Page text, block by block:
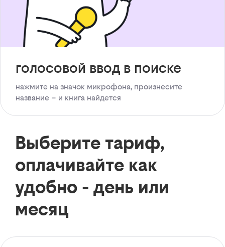
голосовой ввод в поиске
нажмите на значок микрофона, произнесите
название – и книга найдется
Выберите тариф,
оплачивайте как
удобно - день или
месяц